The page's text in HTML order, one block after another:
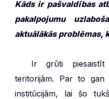
Kāds ir pašvaldības
pakalpojumu
aktuālākās problēmas,
Ir grūti piesaistīt
teritorijām. Par to gan
institūcijām, lai šo